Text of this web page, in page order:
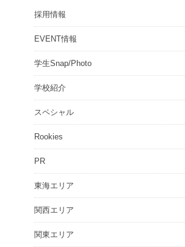
採用情報
EVENT情報
学生Snap/Photo
学校紹介
スペシャル
Rookies
PR
東海エリア
関西エリア
関東エリア